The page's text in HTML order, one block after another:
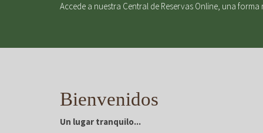
Accede a nuestra Central de Reservas Online, una
Bienvenidos
Un lugar tranquilo...